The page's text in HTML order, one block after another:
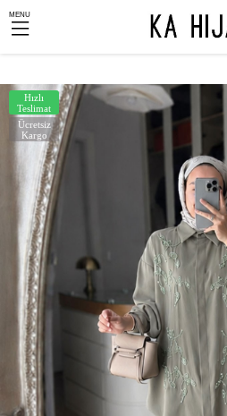
MENU
Ücretsiz
Kargo
Hızlı
Teslimat